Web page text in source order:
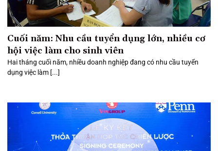
Cuối năm: Nhu cầu tuyển dụng lớn, nhiều cơ
hội việc làm cho sinh viên
Hai tháng cuối năm, nhiều doanh nghiệp đang có nhu cầu tuyển
dụng việc làm [...]